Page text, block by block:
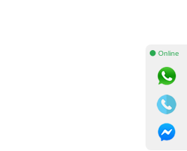
⚫ Online